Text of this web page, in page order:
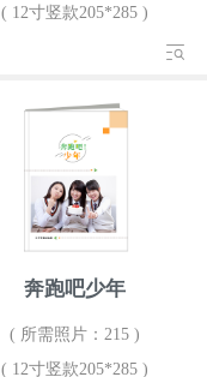
( 12寸竖款205*285 )
奔跑吧少年
( 所需照片：215 )
( 12寸竖款205*285 )